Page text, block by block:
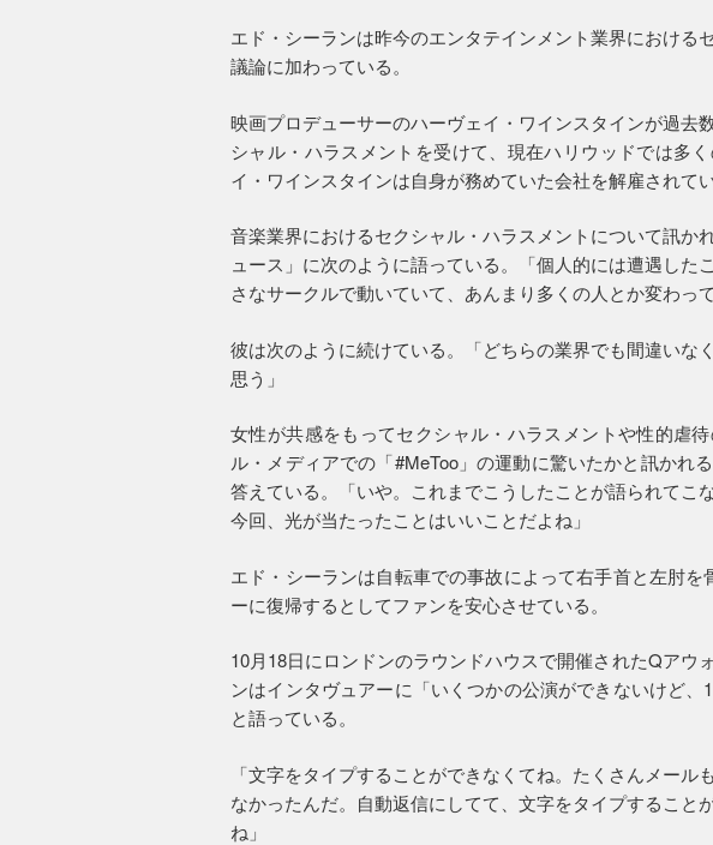
エド・シーランは昨今のエンタテインメント業界における
議論に加わっている。
映画プロデューサーのハーヴェイ・ワインスタインが過去
シャル・ハラスメントを受けて、現在ハリウッドでは多
イ・ワインスタインは自身が務めていた会社を解雇されてい
音楽業界におけるセクシャル・ハラスメントについて訊か
ュース」に次のように語っている。「個人的には遭遇した
さなサークルで動いていて、あんまり多くの人とか変わっ
彼は次のように続けている。「どちらの業界でも間違いな
思う」
女性が共感をもってセクシャル・ハラスメントや性的虐
ル・メディアでの「#MeToo」の運動に驚いたかと訊かれ
答えている。「いや。これまでこうしたことが語られてこ
今回、光が当たったことはいいことだよね」
エド・シーランは自転車での事故によって右手首と左肘
ーに復帰するとしてファンを安心させている。
10月18日にロンドンのラウンドハウスで開催されたQアウ
ンはインタヴュアーに「いくつかの公演ができないけど、
と語っている。
「文字をタイプすることができなくてね。たくさんメール
なかったんだ。自動返信にしてて、文字をタイプすること
ね」